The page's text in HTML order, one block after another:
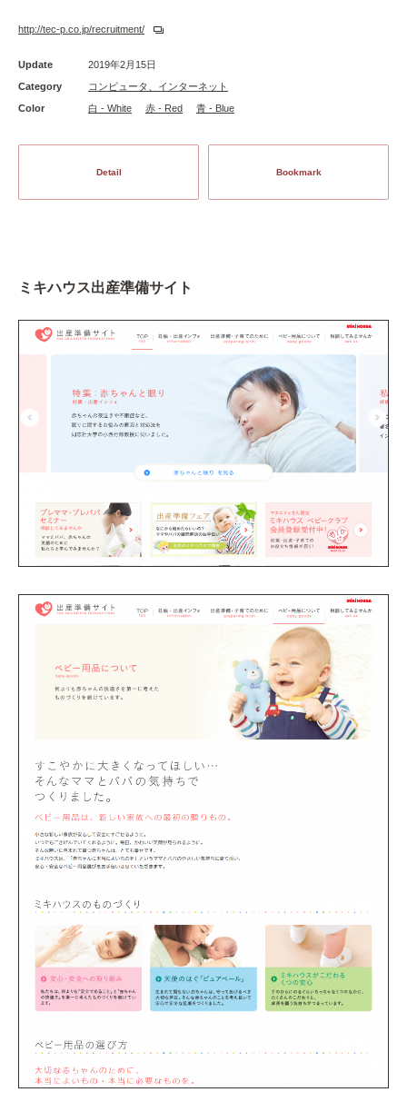
http://tec-p.co.jp/recruitment/
Update
2019年2月15日
Category
コンピュータ、インターネット
Color
白 - White 赤 - Red 青 - Blue
Detail Bookmark
ミキハウス出産準備サイト